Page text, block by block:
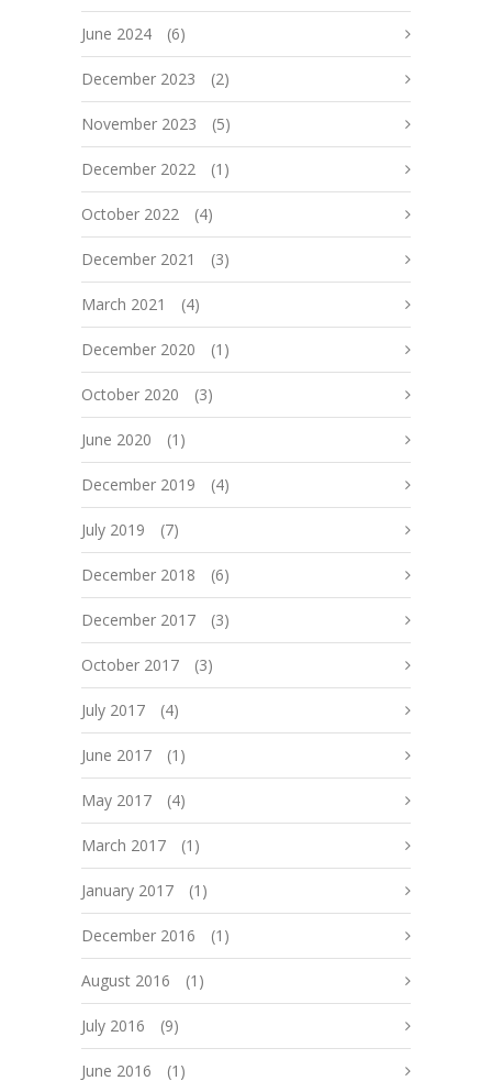
June 2024 (6)
December 2023 (2)
November 2023 (5)
December 2022 (1)
October 2022 (4)
December 2021 (3)
March 2021 (4)
December 2020 (1)
October 2020 (3)
June 2020 (1)
December 2019 (4)
July 2019 (7)
December 2018 (6)
December 2017 (3)
October 2017 (3)
July 2017 (4)
June 2017 (1)
May 2017 (4)
March 2017 (1)
January 2017 (1)
December 2016 (1)
August 2016 (1)
July 2016 (9)
June 2016 (1)